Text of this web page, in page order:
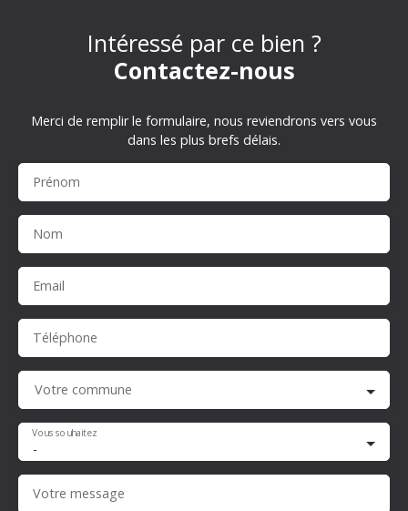
Intéressé par ce bien ?
Contactez-nous
Merci de remplir le formulaire, nous reviendrons vers vous
dans les plus brefs délais.
Prénom
Nom
Email
Téléphone
Votre commune
-
Vous souhaitez
Votre message